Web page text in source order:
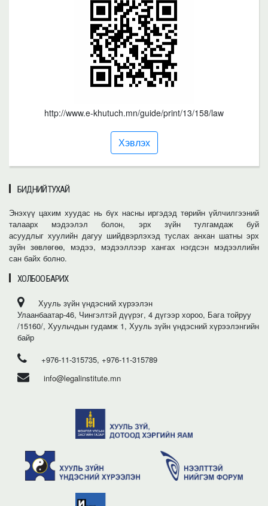
http://www.e-khutuch.mn/guide/print/13/158/law
Хэвлэх
БИДНИЙ ТУХАЙ
Энэхүү цахим хуудас нь бүх насны иргэдэд төрийн үйлчилгээний
талаарх мэдээлэл болон, эрх зүйн тулгамдаж буй
асуудлыг хуулийн дагуу шийдвэрлэхэд туслах анхан шатны эрх
зүйн зөвлөгөө, мэдээ, мэдээллээр хангах нэгдсэн мэдээллийн
сан байх болно.
ХОЛБОО БАРИХ
Хууль зүйн үндэсний хүрээлэн
Улаанбаатар-46, Чингэлтэй дүүрэг, 4 дүгээр хороо, Бага тойруу
/15160/, Хуульчдын гудамж 1, Хууль зүйн үндэсний хүрээлэнгийн
байр
+976-11-315735, +976-11-315789
info@legalinstitute.mn